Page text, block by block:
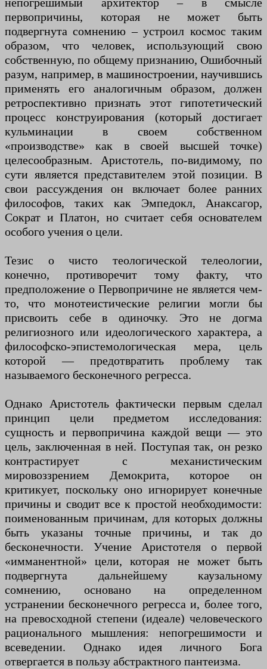
первопричины, которая не может быть
подвергнута сомнению – устроил космос таким
образом, что человек, использующий свою
собственную, по общему признанию, Ошибочный
разум, например, в машиностроении, научившись
применять его аналогичным образом, должен
ретроспективно признать этот гипотетический
процесс конструирования (который достигает
кульминации в своем собственном
«производстве» как в своей высшей точке)
целесообразным. Аристотель, по-видимому, по
сути является представителем этой позиции. В
свои рассуждения он включает более ранних
философов, таких как Эмпедокл, Анаксагор,
Сократ и Платон, но считает себя основателем
особого учения о цели.
Тезис о чисто теологической телеологии,
конечно, противоречит тому факту, что
предположение о Первопричине не является чем-
то, что монотеистические религии могли бы
присвоить себе в одиночку. Это не догма
религиозного или идеологического характера, а
философско-эпистемологическая мера, цель
которой — предотвратить проблему так
называемого бесконечного регресса.
Однако Аристотель фактически первым сделал
принцип цели предметом исследования:
сущность и первопричина каждой вещи — это
цель, заключенная в ней. Поступая так, он резко
контрастирует с механистическим
мировоззрением Демокрита, которое он
критикует, поскольку оно игнорирует конечные
причины и сводит все к простой необходимости:
поименованным причинам, для которых должны
быть указаны точные причины, и так до
бесконечности. Учение Аристотеля о первой
«имманентной» цели, которая не может быть
подвергнута дальнейшему каузальному
сомнению, основано на определенном
устранении бесконечного регресса и, более того,
на превосходной степени (идеале) человеческого
рационального мышления: непогрешимости и
всеведении. Однако идея личного Бога
отвергается в пользу абстрактного пантеизма.